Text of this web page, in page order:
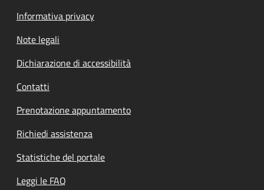
Informativa privacy
Note legali
Dichiarazione di accessibilità
Contatti
Prenotazione appuntamento
Richiedi assistenza
Statistiche del portale
Leggi le FAQ